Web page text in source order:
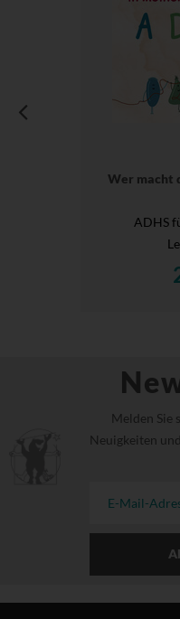
Wer macht
ADHS
Melden Sie
Neuigkeiten